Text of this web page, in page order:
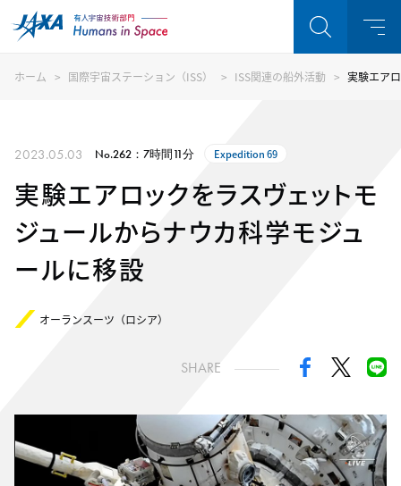
ホーム 国際宇宙ステーション（ISS） ISS関連の船外活動 実験エア
2023.05.03 No.262：7時間11分 Expedition 69
実験エアロックをラスヴェットモ
ジュールからナウカ科学モジュ
ールに移設
オーランスーツ（ロシア）
SHARE